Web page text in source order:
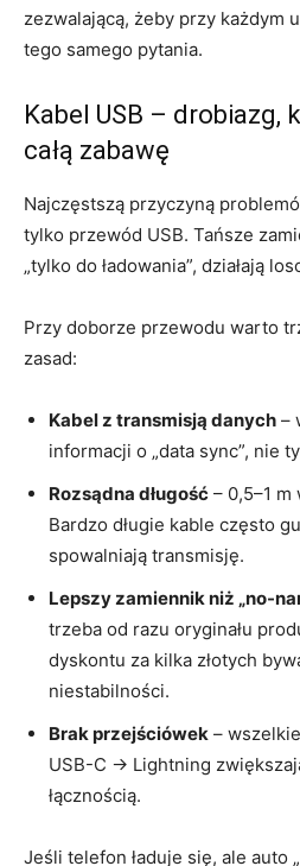
zezwalającą, żeby przy każdym
tego samego pytania.
Kabel USB – drobiazg,
całą zabawę
Najczęstszą przyczyną
tylko przewód USB. Tańsze
„tylko do ładowania”, działają
Przy doborze przewodu warto
zasad:
Kabel z transmisją danych –
informacji o „data sync”, nie
Rozsądna długość – 0,5–1 m
Bardzo długie kable często
spowalniają transmisję.
Lepszy zamiennik niż „no-
trzeba od razu oryginału
dyskontu za kilka złotych
niestabilności.
Brak przejściówek –
USB-C → Lightning
łącznością.
Jeśli telefon ładuje się, ale auto